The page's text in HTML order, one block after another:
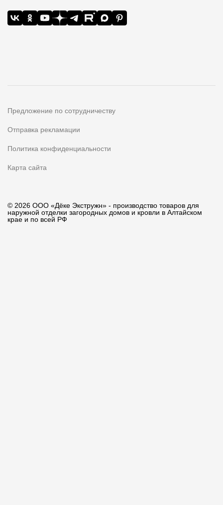
Предложение по сотрудничеству
Отправка рекламации
Политика конфиденциальности
Карта сайта
© 2026 ООО «Дёке Экстружн» - производство товаров для
наружной отделки загородных домов и кровли в Алтайском
крае и по всей РФ